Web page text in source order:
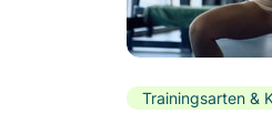
Trainingsarten &